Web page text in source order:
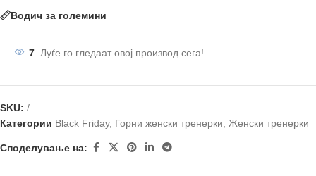
Водич за големини
7 Луѓе го гледаат овој производ сега!
SKU: /
Категории Black Friday, Горни женски тренерки, Женски тренерки
Споделување на: